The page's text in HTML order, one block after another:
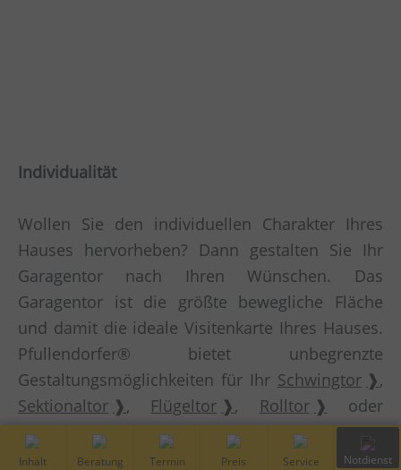
Individualität
Wollen Sie den individuellen Charakter Ihres
Hauses hervorheben? Dann gestalten Sie Ihr
Garagentor nach Ihren Wünschen. Das
Garagentor ist die größte bewegliche Fläche
und damit die ideale Visitenkarte Ihres Hauses.
Pfullendorfer® bietet unbegrenzte
Gestaltungsmöglichkeiten für Ihr Schwingtor
,
Sektionaltor
, Flügeltor , Rolltor
oder
Seitensektionaltor
. Nutzen Sie die Vielfalt der
Materialien, Oberflächen, Farben und Elemente
Inhalt Kostenfreie Vor-Ort Preis Service